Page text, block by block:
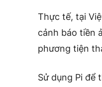
Thực tế, tại
cảnh báo tiền
phương tiện
Sử dụng Pi để